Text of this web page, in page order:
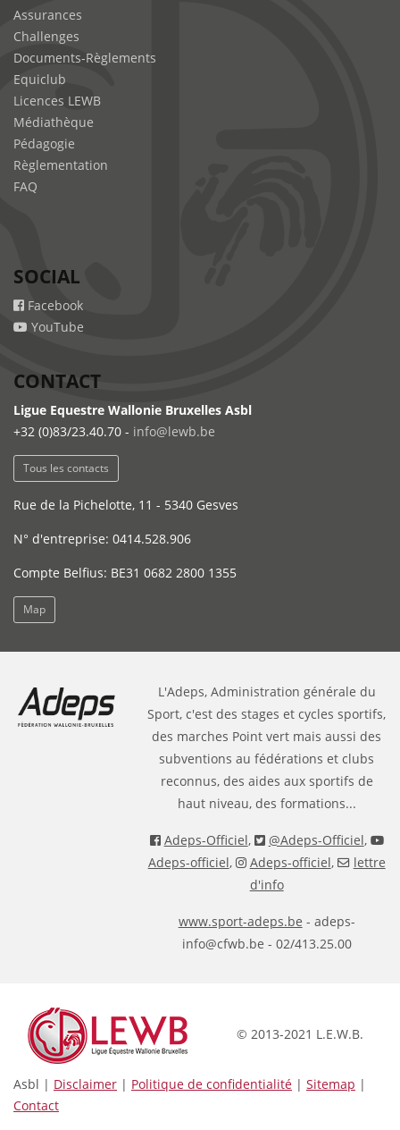
Assurances
Challenges
Documents-Règlements
Equiclub
Licences LEWB
Médiathèque
Pédagogie
Règlementation
FAQ
SOCIAL
Facebook
YouTube
CONTACT
Ligue Equestre Wallonie Bruxelles Asbl
+32 (0)83/23.40.70 - info@lewb.be
Tous les contacts
Rue de la Pichelotte, 11 - 5340 Gesves
N° d'entreprise: 0414.528.906
Compte Belfius: BE31 0682 2800 1355
Map
L'Adeps, Administration générale du
Sport, c'est des stages et cycles sportifs,
des marches Point vert mais aussi des
subventions au fédérations et clubs
reconnus, des aides aux sportifs de
haut niveau, des formations...
Adeps-Officiel, @Adeps-Officiel,
Adeps-officiel, Adeps-officiel,
lettre
d'info
www.sport-adeps.be - adeps-
info@cfwb.be - 02/413.25.00
© 2013-2021 L.E.W.B.
Asbl | Disclaimer | Politique de confidentialité | Sitemap |
Contact